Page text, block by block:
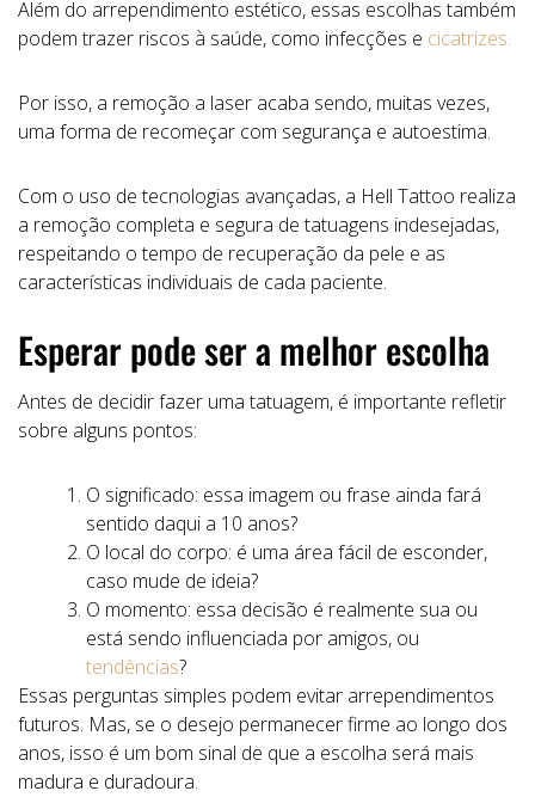
Além do arrependimento estético, essas escolhas também
podem trazer riscos à saúde, como infecções e cicatrizes.
Por isso, a remoção a laser acaba sendo, muitas vezes,
uma forma de recomeçar com segurança e autoestima.
Com o uso de tecnologias avançadas, a Hell Tattoo realiza
a remoção completa e segura de tatuagens indesejadas,
respeitando o tempo de recuperação da pele e as
características individuais de cada paciente.
Esperar pode ser a melhor escolha
Antes de decidir fazer uma tatuagem, é importante refletir
sobre alguns pontos:
O significado: essa imagem ou frase ainda fará
sentido daqui a 10 anos?
O local do corpo: é uma área fácil de esconder,
caso mude de ideia?
O momento: essa decisão é realmente sua ou
está sendo influenciada por amigos, ou
tendências?
Essas perguntas simples podem evitar arrependimentos
futuros. Mas, se o desejo permanecer firme ao longo dos
anos, isso é um bom sinal de que a escolha será mais
madura e duradoura.